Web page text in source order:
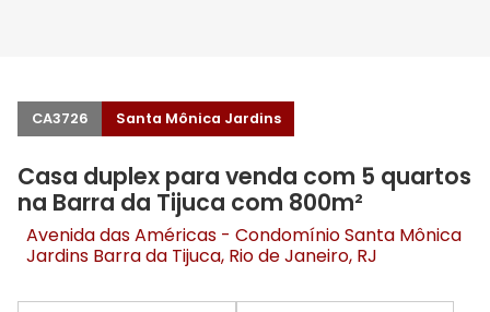
CA3726 Santa Mônica Jardins
Casa duplex para venda com 5 quartos
na Barra da Tijuca com 800m²
Avenida das Américas - Condomínio Santa Mônica
Jardins Barra da Tijuca, Rio de Janeiro, RJ